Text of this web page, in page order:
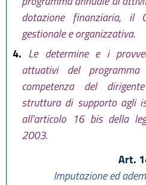
dotazione finanziaria, il
gestionale e organizzativa.
4. Le determine e i
attuativi del
competenza del
struttura di supporto agli
all'articolo 16 bis della
2003.
Art.
Imputazione ed